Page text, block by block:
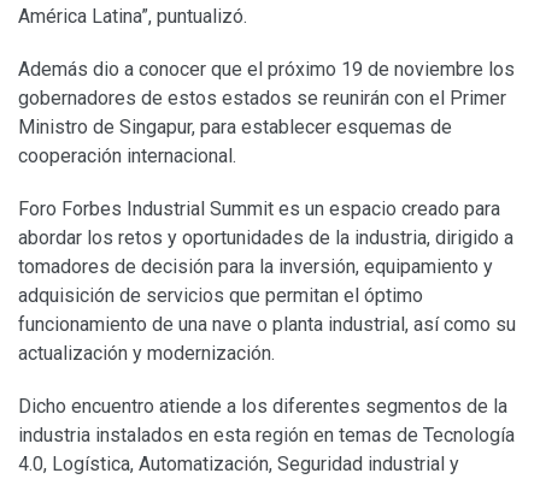
América Latina”, puntualizó.
Además dio a conocer que el próximo 19 de noviembre los
gobernadores de estos estados se reunirán con el Primer
Ministro de Singapur, para establecer esquemas de
cooperación internacional.
Foro Forbes Industrial Summit es un espacio creado para
abordar los retos y oportunidades de la industria, dirigido a
tomadores de decisión para la inversión, equipamiento y
adquisición de servicios que permitan el óptimo
funcionamiento de una nave o planta industrial, así como su
actualización y modernización.
Dicho encuentro atiende a los diferentes segmentos de la
industria instalados en esta región en temas de Tecnología
4.0, Logística, Automatización, Seguridad industrial y